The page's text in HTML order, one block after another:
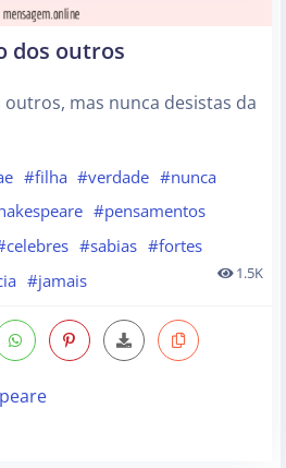
dos outros
mas nunca desistas da
#filha #verdade #nunca
#pensamentos
#sabias #fortes
#jamais 1.5K